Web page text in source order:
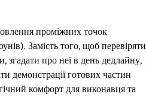
проміжних точок
Замість того, щоб перевіряти
згадати про неї в день дедлайну,
демонстрації готових частин
комфорт для виконавця та